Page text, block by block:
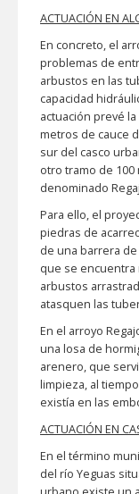
ACTUACIÓN EN
En concreto, el
problemas de
arbustos en las
capacidad
actuación prevé
metros de cauce
sur del casco
otro tramo de
denominado
Para ello, el
piedras de
de una barrera
que se encuentra
arbustos
atasquen las
En el arroyo
una losa de
arenero, que
limpieza, al
existía en las
ACTUACIÓN EN
En el término
del río Yeguas